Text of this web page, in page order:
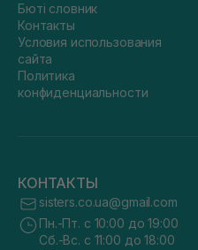
Бюті словник
Контакты
Условия использования
сайта
Политика
конфиденциальности
КОНТАКТЫ
sisters.co.ua@gmail.com
Пн.-Пт. с 10:00 до 19:00
Сб.-Вс. с 11:00 до 18:00